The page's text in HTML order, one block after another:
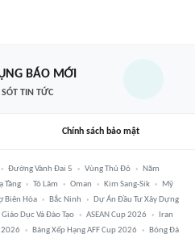
BÁO MỚI
TIN TỨC
Chính sách bảo mật
Đường Vành Đai 5 Vùng Thủ Đô
Năm
Tầng Tô Lâm Oman Kim Sang-Sik
Mỹ
Biên Hòa Bắc Ninh
Dự Án Đầu Tư Xây Dựng
Giáo Dục Và Đào Tạo ASEAN Cup 2026
Iran
2026 Bảng Xếp Hạng AFF Cup 2026 Bóng Đá